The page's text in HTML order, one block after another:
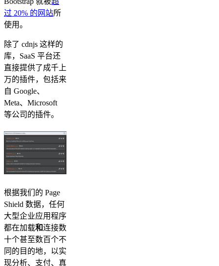
过 20% 的网站所
使用。
除了 cdnjs 这样的
库，SaaS 平台还
直接提供了成千上
万的插件，包括来
自 Google、
Meta、Microsoft
等公司的插件。
根据我们的 Page
Shield 数据，任何
大型企业应用程序
都在加载和连接数
十个甚至数百个不
同的目的地，以实
现分析、支付、真